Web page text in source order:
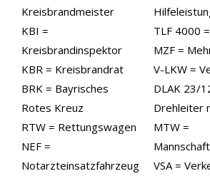
Kreisbrandmeister
KBI =
Kreisbrandinspektor
KBR = Kreisbrandrat
BRK = Bayrisches
Rotes Kreuz
RTW = Rettungswagen
NEF =
Notarzteinsatzfahrzeug
TLF 4000
MZF =
V-LKW =
DLAK 23/
Drehleiter
MTW =
VSA =